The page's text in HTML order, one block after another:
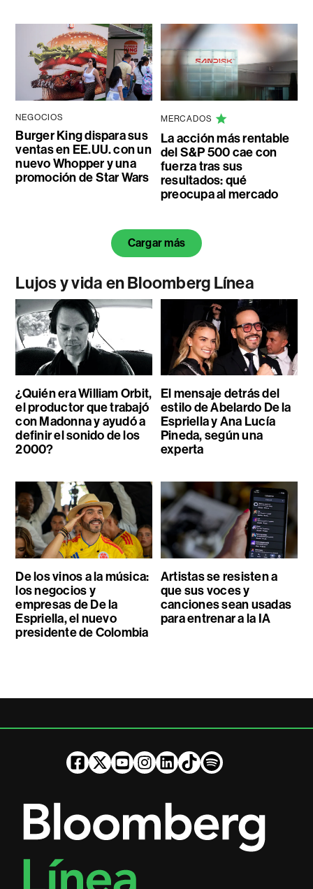
NEGOCIOS
Burger King dispara sus
ventas en EE.UU. con un
nuevo Whopper y una
promoción de Star Wars
MERCADOS
La acción más rentable
del S&P 500 cae con
fuerza tras sus
resultados: qué
preocupa al mercado
Cargar más
Lujos y vida en Bloomberg Línea
¿Quién era William Orbit,
el productor que trabajó
con Madonna y ayudó a
definir el sonido de los
2000?
El mensaje detrás del
estilo de Abelardo De la
Espriella y Ana Lucía
Pineda, según una
experta
De los vinos a la música:
los negocios y
empresas de De la
Espriella, el nuevo
presidente de Colombia
Artistas se resisten a
que sus voces y
canciones sean usadas
para entrenar a la IA